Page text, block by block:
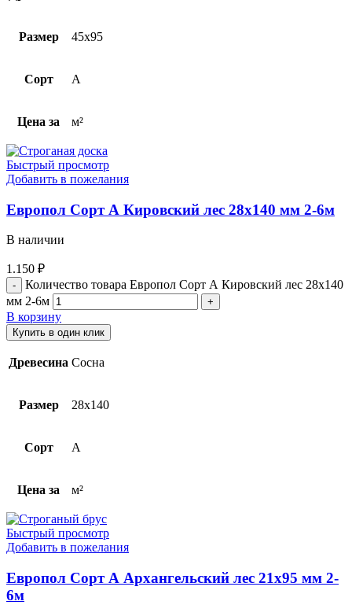
Размер 45х95
Сорт A
Цена за м²
Быстрый просмотр
Добавить в пожелания
Европол Cорт А Кировский лес 28х140 мм 2-6м
В наличии
1.150 ₽
Количество товара Европол Cорт А Кировский лес 28х140
мм 2-6м
В корзину
Купить в один клик
Древесина Сосна
Размер 28х140
Сорт A
Цена за м²
Быстрый просмотр
Добавить в пожелания
Европол Cорт А Архангельский лес 21х95 мм 2-
6м